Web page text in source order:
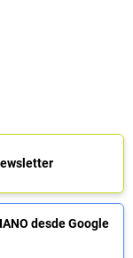
desde Google